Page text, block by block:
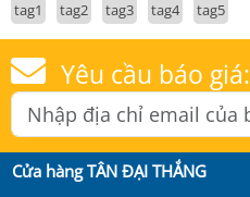
tag1 tag2 tag3 tag4 tag5
Yêu cầu báo giá:
Cửa hàng TÂN ĐẠI THẮNG